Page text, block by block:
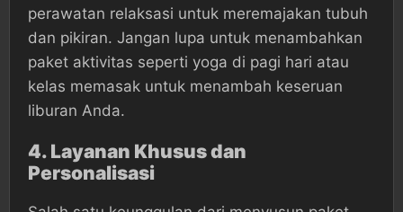
perawatan relaksasi untuk meremajakan tubuh
dan pikiran. Jangan lupa untuk menambahkan
paket aktivitas seperti yoga di pagi hari atau
kelas memasak untuk menambah keseruan
liburan Anda.
4. Layanan Khusus dan
Personalisasi